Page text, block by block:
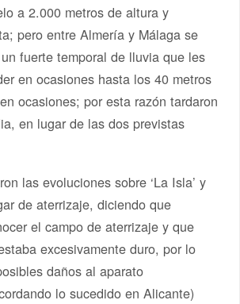
a 2.000 metros de altura y
pero entre Almería y Málaga se
fuerte temporal de lluvia que les
en ocasiones hasta los 40 metros
ocasiones; por esta razón tardaron
en lugar de las dos previstas
las evoluciones sobre ‘La Isla’ y
de aterrizaje, diciendo que
el campo de aterrizaje y que
excesivamente duro, por lo
daños al aparato
lo sucedido en Alicante)